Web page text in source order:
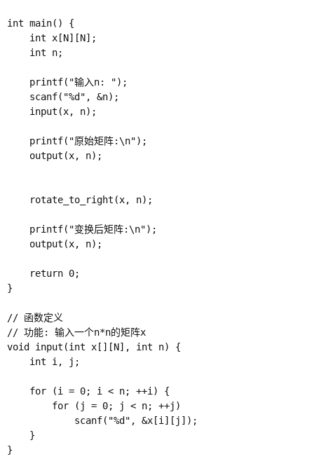
int main() {
    int x[N][N];
    int n;
    printf("输入n: ");
    scanf("%d", &n);
    input(x, n);
    printf("原始矩阵:\n");
    output(x, n);
    rotate_to_right(x, n);
    printf("变换后矩阵:\n");
    output(x, n);
    return 0;
}
// 函数定义
// 功能: 输入一个n*n的矩阵x
void input(int x[][N], int n) {
    int i, j;
    for (i = 0; i < n; ++i) {
        for (j = 0; j < n; ++j)
            scanf("%d", &x[i][j]);
    }
}